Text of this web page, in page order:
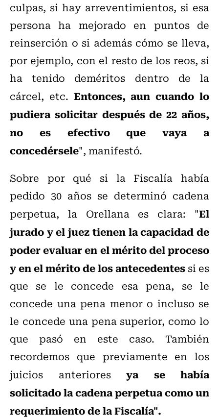
culpas, si hay arreventimientos, si esa
persona ha mejorado en puntos de
reinserción o si además cómo se lleva,
por ejemplo, con el resto de los reos, si
ha tenido deméritos dentro de la
cárcel, etc. Entonces, aun cuando lo
pudiera solicitar después de 22 años,
no es efectivo que vaya a
concedérsele", manifestó.
Sobre por qué si la Fiscalía había
pedido 30 años se determinó cadena
perpetua, la Orellana es clara: "El
jurado y el juez tienen la capacidad de
poder evaluar en el mérito del proceso
y en el mérito de los antecedentessi es
que se le concede esa pena, se le
concede una pena menor o incluso se
le concede una pena superior, como lo
que pasó en este caso. También
recordemos que previamente en los
juicios anteriores ya se había
solicitado la cadena perpetua como un
requerimiento de la Fiscalía".